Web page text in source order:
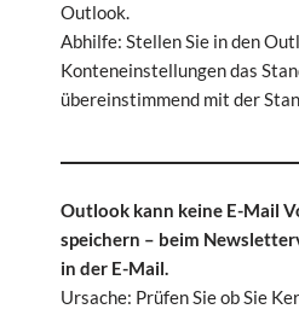
Outlook.
Abhilfe: Stellen Sie in den
Konteneinstellungen das
übereinstimmend mit der
Outlook kann keine E-Mail
speichern – beim
in der E-Mail.
Ursache: Prüfen Sie ob Sie